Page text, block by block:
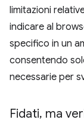
limitazioni
indicare al
specifico in un
consentendo
necessarie per
Fidati, ma